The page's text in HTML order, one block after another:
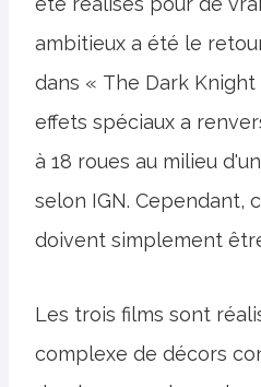
ambitieux a été le
dans « The Dark Knight
effets spéciaux a
à 18 roues au milieu
selon IGN. Cependant,
doivent simplement
Les trois films sont
complexe de décors